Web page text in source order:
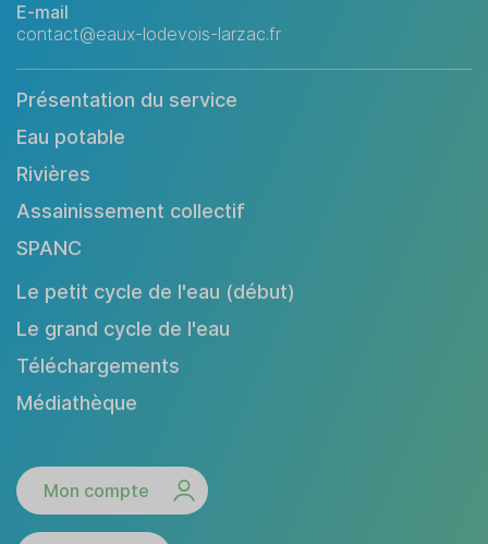
E-mail
contact@eaux-lodevois-larzac.fr
Présentation du service
Eau potable
Rivières
Assainissement collectif
SPANC
Le petit cycle de l'eau (début)
Le grand cycle de l'eau
Téléchargements
Médiathèque
Mon compte